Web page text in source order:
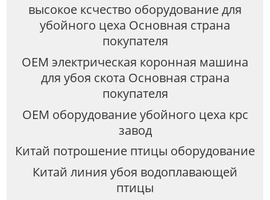
высокое ксчество оборудование для
убойного цеха Основная страна
покупателя
OEM электрическая коронная машина
для убоя скота Основная страна
покупателя
OEM оборудование убойного цеха крс
завод
Китай потрошение птицы оборудование
Китай линия убоя водоплавающей
птицы